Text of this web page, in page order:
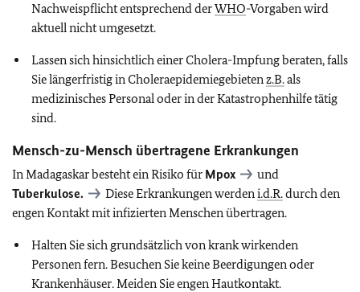
Nachweispflicht entsprechend derWHO-Vorgaben wird
aktuell nicht umgesetzt.
Lassen sich hinsichtlich einer Cholera-Impfung beraten, falls
Sie längerfristig in Choleraepidemiegebietenz.B.als
medizinisches Personal oder in der Katastrophenhilfe tätig
sind.
Mensch-zu-Mensch übertragene Erkrankungen
In Madagaskar besteht ein Risiko für Mpox
und
Tuberkulose. Diese Erkrankungen werdeni.d.R.durch den
engen Kontakt mit infizierten Menschen übertragen.
Halten Sie sich grundsätzlich von krank wirkenden
Personen fern. Besuchen Sie keine Beerdigungen oder
Krankenhäuser. Meiden Sie engen Hautkontakt.